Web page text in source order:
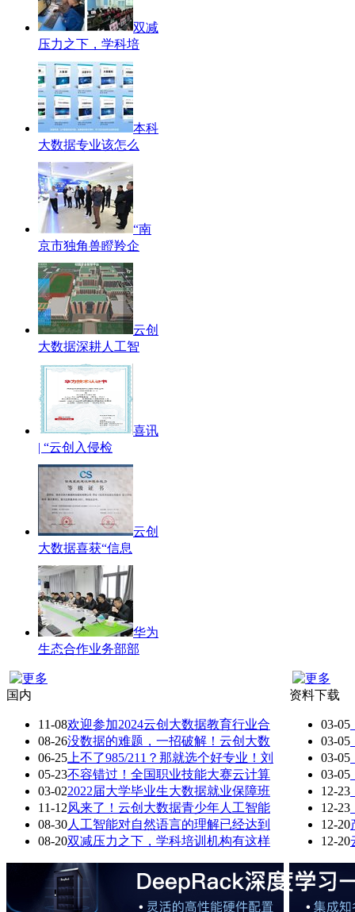
双减
压力之下，学科培
本科
大数据专业该怎么
“南
京市独角兽瞪羚企
云创
大数据深耕人工智
喜讯
| “云创入侵检
云创
大数据喜获“信息
华为
生态合作业务部部
国内
11-08欢迎参加2024云创大数据教育行业合
08-26没数据的难题，一招破解！云创大数
06-25 上不了985/211？那就选个好专业！刘
05-23不容错过！全国职业技能大赛云计算
03-022022届大学毕业生大数据就业保障班
11-12风来了！云创大数据青少年人工智能
08-30人工智能对自然语言的理解已经达到
08-20双减压力之下，学科培训机构有这样
资料下载
03-05
03-05
03-05
03-05
12-23
12-23
12-20
12-20